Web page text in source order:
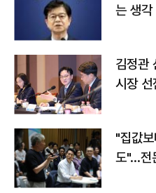
는 생
김정관
시장
"집값
도"…전